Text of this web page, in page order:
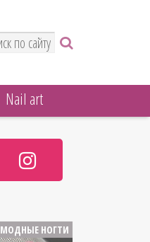
Nail art
МОДНЫЕ НОГТИ